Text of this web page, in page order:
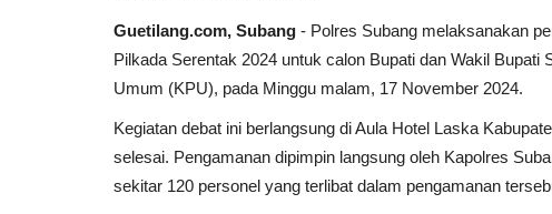
Guetilang.com, Subang - Polres Subang melaksanakan
Pilkada Serentak 2024 untuk calon Bupati dan Wakil
Umum (KPU), pada Minggu malam, 17 November 2024.
Kegiatan debat ini berlangsung di Aula Hotel Laska
selesai. Pengamanan dipimpin langsung oleh Kapolres
sekitar 120 personel yang terlibat dalam pengamanan